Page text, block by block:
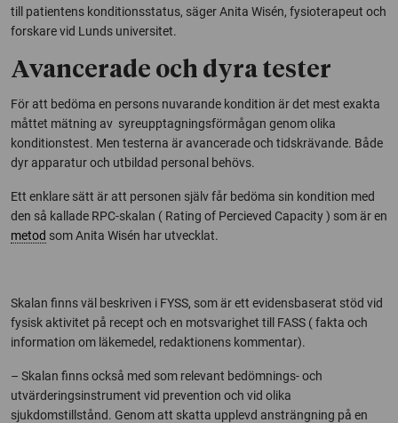
till patientens konditionsstatus, säger Anita Wisén, fysioterapeut och
forskare vid Lunds universitet.
Avancerade och dyra tester
För att bedöma en persons nuvarande kondition är det mest exakta
måttet mätning av syreupptagningsförmågan genom olika
konditionstest. Men testerna är avancerade och tidskrävande. Både
dyr apparatur och utbildad personal behövs.
Ett enklare sätt är att personen själv får bedöma sin kondition med
den så kallade RPC-skalan ( Rating of Percieved Capacity) som är en
metod som Anita Wisén har utvecklat.
Skalan finns väl beskriven i FYSS, som är ett evidensbaserat stöd vid
fysisk aktivitet på recept och en motsvarighet till FASS ( fakta och
information om läkemedel, redaktionens kommentar).
– Skalan finns också med som relevant bedömnings- och
utvärderingsinstrument vid prevention och vid olika
sjukdomstillstånd. Genom att skatta upplevd ansträngning på en